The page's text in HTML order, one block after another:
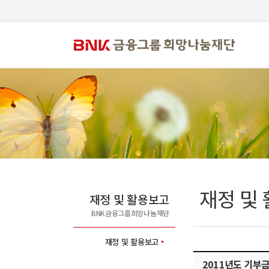
재정 및 활용보고
BNK금융그룹희망나눔재단
재정 및 활용보고
재정 및
2011년도 기부